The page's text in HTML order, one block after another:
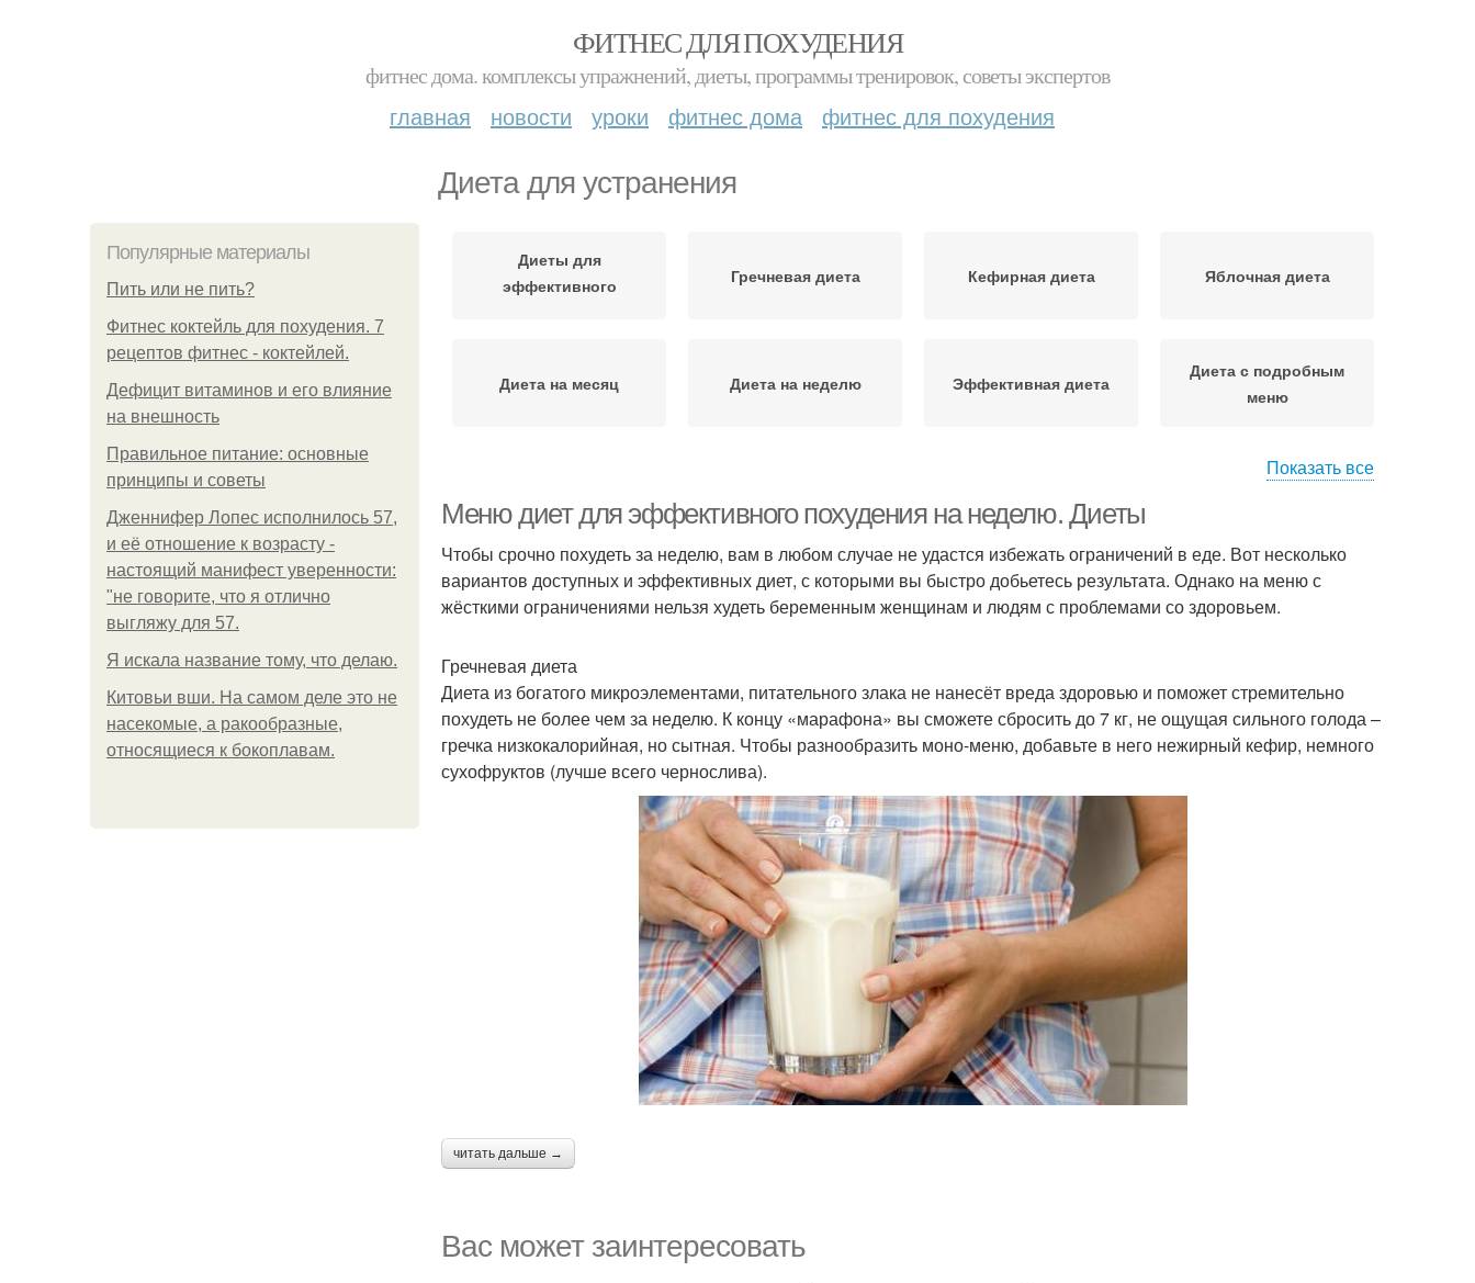
ФИТНЕС ДЛЯ ПОХУДЕНИЯ
фитнес дома. комплексы упражнений, диеты, программы тренировок, советы экспертов
главная новости уроки фитнес дома фитнес для похудения
Диета для устранения
Популярные материалы
Пить или не пить?
Фитнес коктейль для похудения. 7
рецептов фитнес - коктейлей.
Дефицит витаминов и его влияние
на внешность
Правильное питание: основные
принципы и советы
Дженнифер Лопес исполнилось 57,
и её отношение к возрасту -
настоящий манифест уверенности:
"не говорите, что я отлично
выгляжу для 57.
Я искала название тому, что делаю.
Китовьи вши. На самом деле это не
насекомые, а ракообразные,
относящиеся к бокоплавам.
Диеты для
эффективного
Гречневая диета Кефирная диета Яблочная диета
Диета на месяц Диета на неделю Эффективная диета
Диета с подробным
меню
Показать все
Меню диет для эффективного похудения на неделю. Диеты
Чтобы срочно похудеть за неделю, вам в любом случае не удастся избежать ограничений в еде. Вот несколько
вариантов доступных и эффективных диет, с которыми вы быстро добьетесь результата. Однако на меню с
жёсткими ограничениями нельзя худеть беременным женщинам и людям с проблемами со здоровьем.
Гречневая диета
Диета из богатого микроэлементами, питательного злака не нанесёт вреда здоровью и поможет стремительно
похудеть не более чем за неделю. К концу «марафона» вы сможете сбросить до 7 кг, не ощущая сильного голода –
гречка низкокалорийная, но сытная. Чтобы разнообразить моно-меню, добавьте в него нежирный кефир, немного
сухофруктов (лучше всего чернослива).
читать дальше →
Вас может заинтересовать